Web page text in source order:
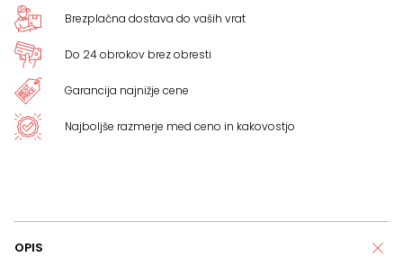
Brezplačna dostava do vaših vrat
Do 24 obrokov brez obresti
Garancija najnižje cene
Najboljše razmerje med ceno in kakovostjo
OPIS